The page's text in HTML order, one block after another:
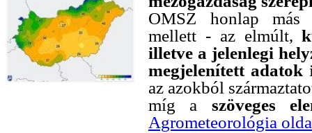
OMSZ honlap más
mellett - az elmúlt,
illetve a jelenlegi
megjelenített adatok
az azokból
míg a szöveges
Agrometeorológia